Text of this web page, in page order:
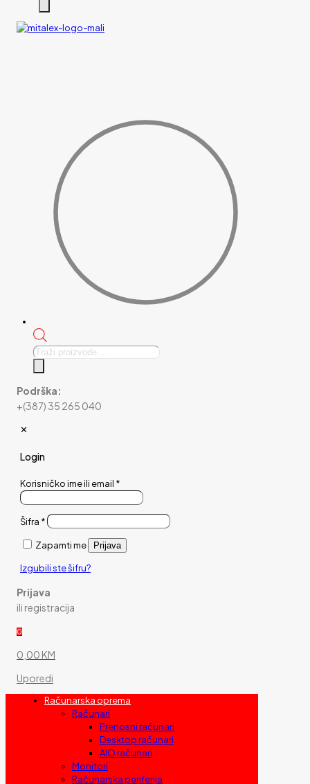
Products
Podrška:
+(387) 35 265 040
✕
Login
Korisničko ime ili email *
Šifra *
Zapamti me Prijava
Izgubili ste šifru?
Prijava
ili registracija
0
0,00 KM
Uporedi
Računarska oprema
Računari
Prenosni računari
Desktop računari
AIO računari
Monitori
Računarska periferija